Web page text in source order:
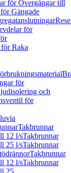
för Övergångar till
Gängade
för
Raka
för
och
för
Takbrunnar
12 l/sTakbrunnar
25 l/sTakbrunnar
Takbrunnar
12 l/sTakbrunnar
25